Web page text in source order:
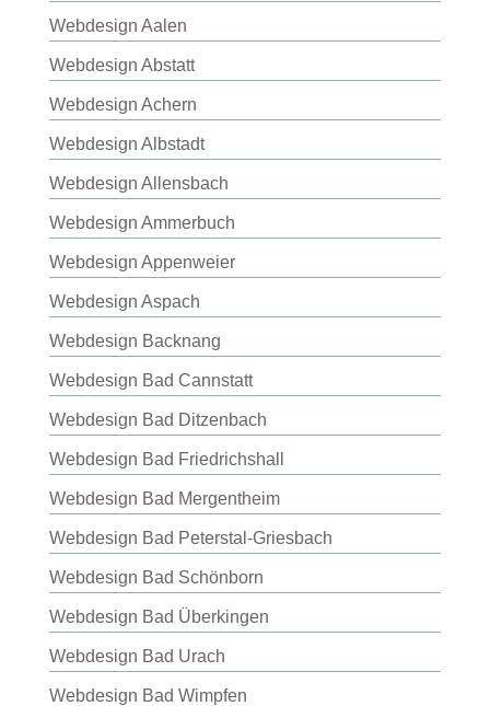
Webdesign Aalen
Webdesign Abstatt
Webdesign Achern
Webdesign Albstadt
Webdesign Allensbach
Webdesign Ammerbuch
Webdesign Appenweier
Webdesign Aspach
Webdesign Backnang
Webdesign Bad Cannstatt
Webdesign Bad Ditzenbach
Webdesign Bad Friedrichshall
Webdesign Bad Mergentheim
Webdesign Bad Peterstal-Griesbach
Webdesign Bad Schönborn
Webdesign Bad Überkingen
Webdesign Bad Urach
Webdesign Bad Wimpfen